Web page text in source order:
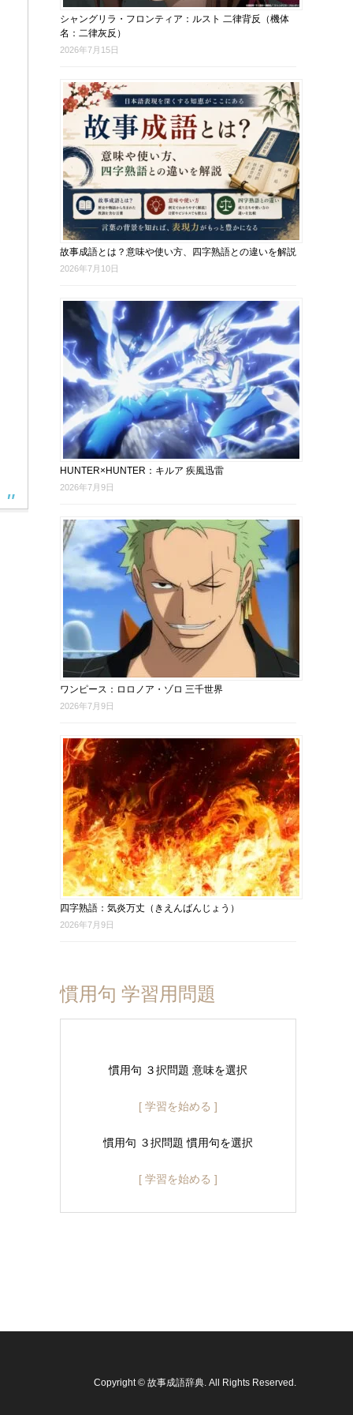
シャングリラ・フロンティア：ルスト 二律背反（機体
名：二律灰反）
2026年7月15日
故事成語とは？意味や使い方、四字熟語との違いを解説
2026年7月10日
HUNTER×HUNTER：キルア 疾風迅雷
2026年7月9日
ワンピース：ロロノア・ゾロ 三千世界
2026年7月9日
四字熟語：気炎万丈（きえんばんじょう）
2026年7月9日
慣用句 学習用問題
慣用句 ３択問題 意味を選択
[ 学習を始める ]
慣用句 ３択問題 慣用句を選択
[ 学習を始める ]
Copyright © 故事成語辞典 . All Rights Reserved.